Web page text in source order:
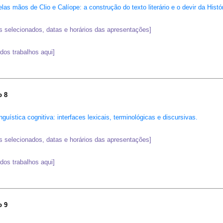
mãos de Clio e Calíope: a construção do texto literário e o devir da
selecionados, datas e horários das apresentações]
trabalhos aqui]
8
cognitiva: interfaces lexicais, terminológicas e discursivas.
selecionados, datas e horários das apresentações]
trabalhos aqui]
9